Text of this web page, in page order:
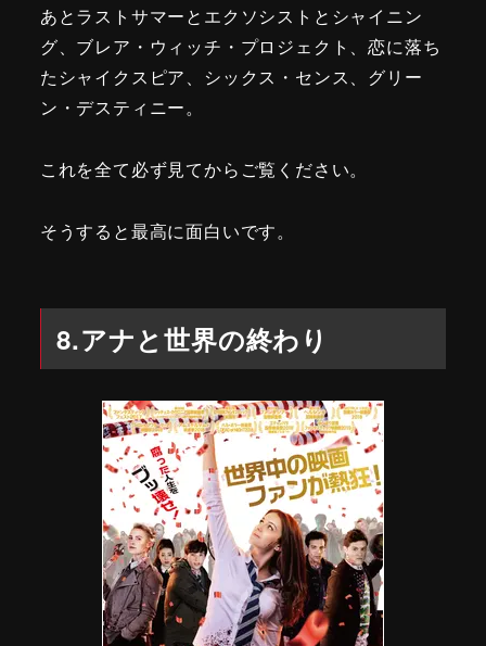
あとラストサマーとエクソシストとシャイニン
グ、ブレア・ウィッチ・プロジェクト、恋に落ち
たシャイクスピア、シックス・センス、グリー
ン・デスティニー。
これを全て必ず見てからご覧ください。
そうすると最高に面白いです。
8.アナと世界の終わり